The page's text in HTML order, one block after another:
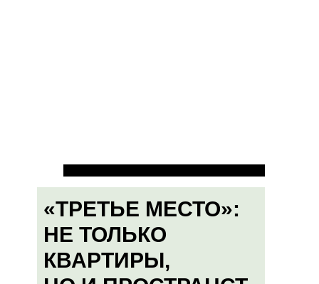
«ТРЕТЬЕ МЕСТО»:
НЕ ТОЛЬКО
КВАРТИРЫ,